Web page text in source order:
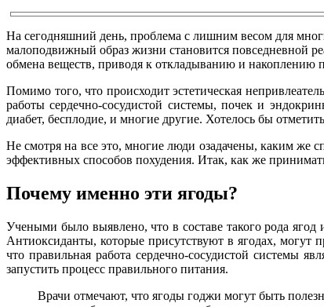
На сегодняшний день, проблема с лишним весом для
малоподвижный образ жизни становится повседневной
обмена веществ, приводя к откладыванию и накоплению
Помимо того, что происходит эстетическая
работы сердечно-сосудистой системы, почек и
диабет, бесплодие, и многие другие. Хотелось бы
Не смотря на все это, многие люди озадачены, каким же
эффективных способов похудения. Итак, как же
Почему именно эти ягоды?
Учеными было выявлено, что в составе такого рода ягод
Антиоксиданты, которые присутствуют в ягодах, могут
что правильная работа сердечно-сосудистой системы
запустить процесс правильного питания.
Врачи отмечают, что ягоды годжи могут быть